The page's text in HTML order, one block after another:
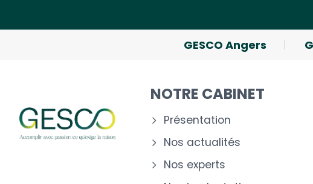
GESCO Angers
NOTRE CABINET
Présentation
Nos actualités
Nos experts